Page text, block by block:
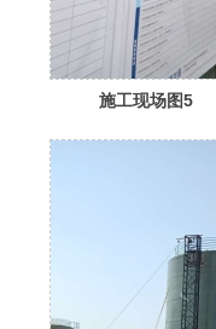
施工现场图5